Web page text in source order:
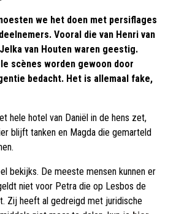
we het doen met persiflages
Vooral die van Henri van
van Houten waren geestig.
scènes worden gewoon door
bedacht. Het is allemaal fake,
hele hotel van Daniël in de hens zet,
blijft tanken en Magda die gemarteld
bekijks. De meeste mensen kunnen er
niet voor Petra die op Lesbos de
Zij heeft al gedreigd met juridische